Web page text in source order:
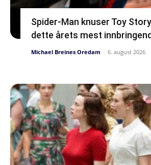
Spider-Man knuser Toy
dette årets mest
Michael Breines Oredam - 6. august 2026